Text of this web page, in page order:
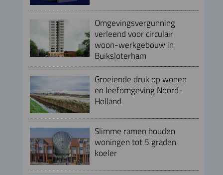
Omgevingsvergunning
verleend voor circulair
woon-werkgebouw in
Buiksloterham
Groeiende druk op wonen
en leefomgeving Noord-
Holland
Slimme ramen houden
woningen tot 5 graden
koeler